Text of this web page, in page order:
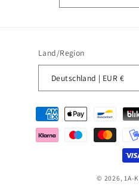
Land/Region
Deutschland | EUR €
Zahlungsmethoden
© 2026,1A-